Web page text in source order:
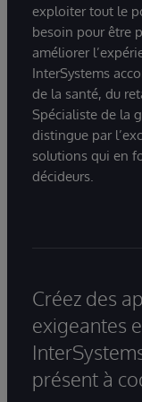
exploiter tout le
besoin pour être
améliorer
InterSystems
de la santé, du
Spécialiste de la
distingue par
solutions qui en
décideurs.
Créez des
exigeantes
présent à